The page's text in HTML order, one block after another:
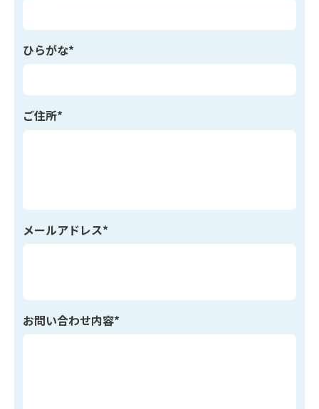
ひらがな*
ご住所*
メールアドレス*
お問い合わせ内容*